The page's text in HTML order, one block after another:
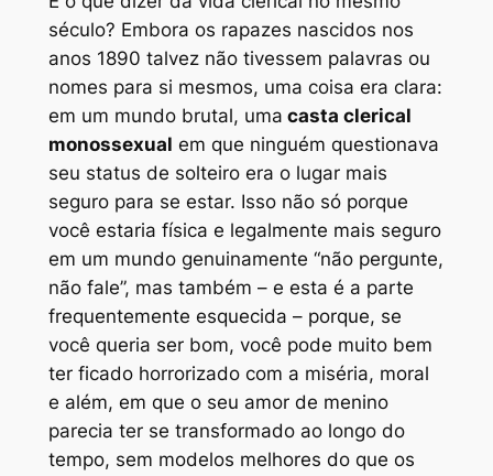
século? Embora os rapazes nascidos nos
anos 1890 talvez não tivessem palavras ou
nomes para si mesmos, uma coisa era clara:
em um mundo brutal, uma casta clerical
monossexual em que ninguém questionava
seu status de solteiro era o lugar mais
seguro para se estar. Isso não só porque
você estaria física e legalmente mais seguro
em um mundo genuinamente “não pergunte,
não fale”, mas também – e esta é a parte
frequentemente esquecida – porque, se
você queria ser bom, você pode muito bem
ter ficado horrorizado com a miséria, moral
e além, em que o seu amor de menino
parecia ter se transformado ao longo do
tempo, sem modelos melhores do que os